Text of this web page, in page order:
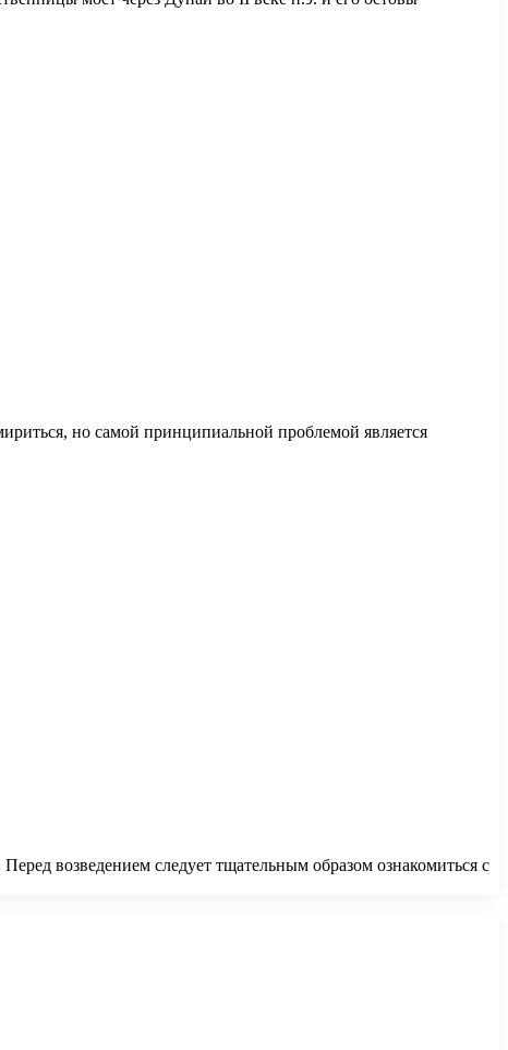
но самой принципиальной проблемой является
возведением следует тщательным образом ознакомиться с